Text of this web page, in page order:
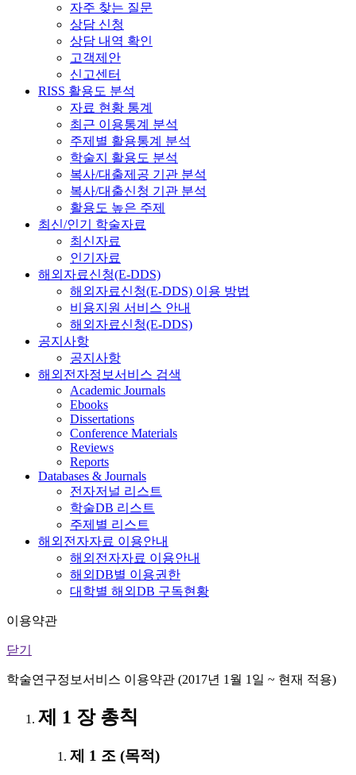
자주 찾는 질문
상담 신청
상담 내역 확인
고객제안
신고센터
RISS 활용도 분석
자료 현황 통계
최근 이용통계 분석
주제별 활용통계 분석
학술지 활용도 분석
복사/대출제공 기관 분석
복사/대출신청 기관 분석
활용도 높은 주제
최신/인기 학술자료
최신자료
인기자료
해외자료신청(E-DDS)
해외자료신청(E-DDS) 이용 방법
비용지원 서비스 안내
해외자료신청(E-DDS)
공지사항
공지사항
해외전자정보서비스 검색
Academic Journals
Ebooks
Dissertations
Conference Materials
Reviews
Reports
Databases & Journals
전자저널 리스트
학술DB 리스트
주제별 리스트
해외전자자료 이용안내
해외전자자료 이용안내
해외DB별 이용권한
대학별 해외DB 구독현황
이용약관
닫기
학술연구정보서비스 이용약관 (2017년 1월 1일 ~ 현재 적용)
제 1 장 총칙
제 1 조 (목적)